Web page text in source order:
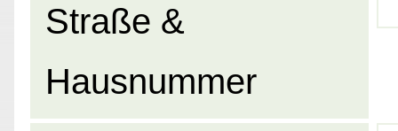
Straße &
Hausnummer